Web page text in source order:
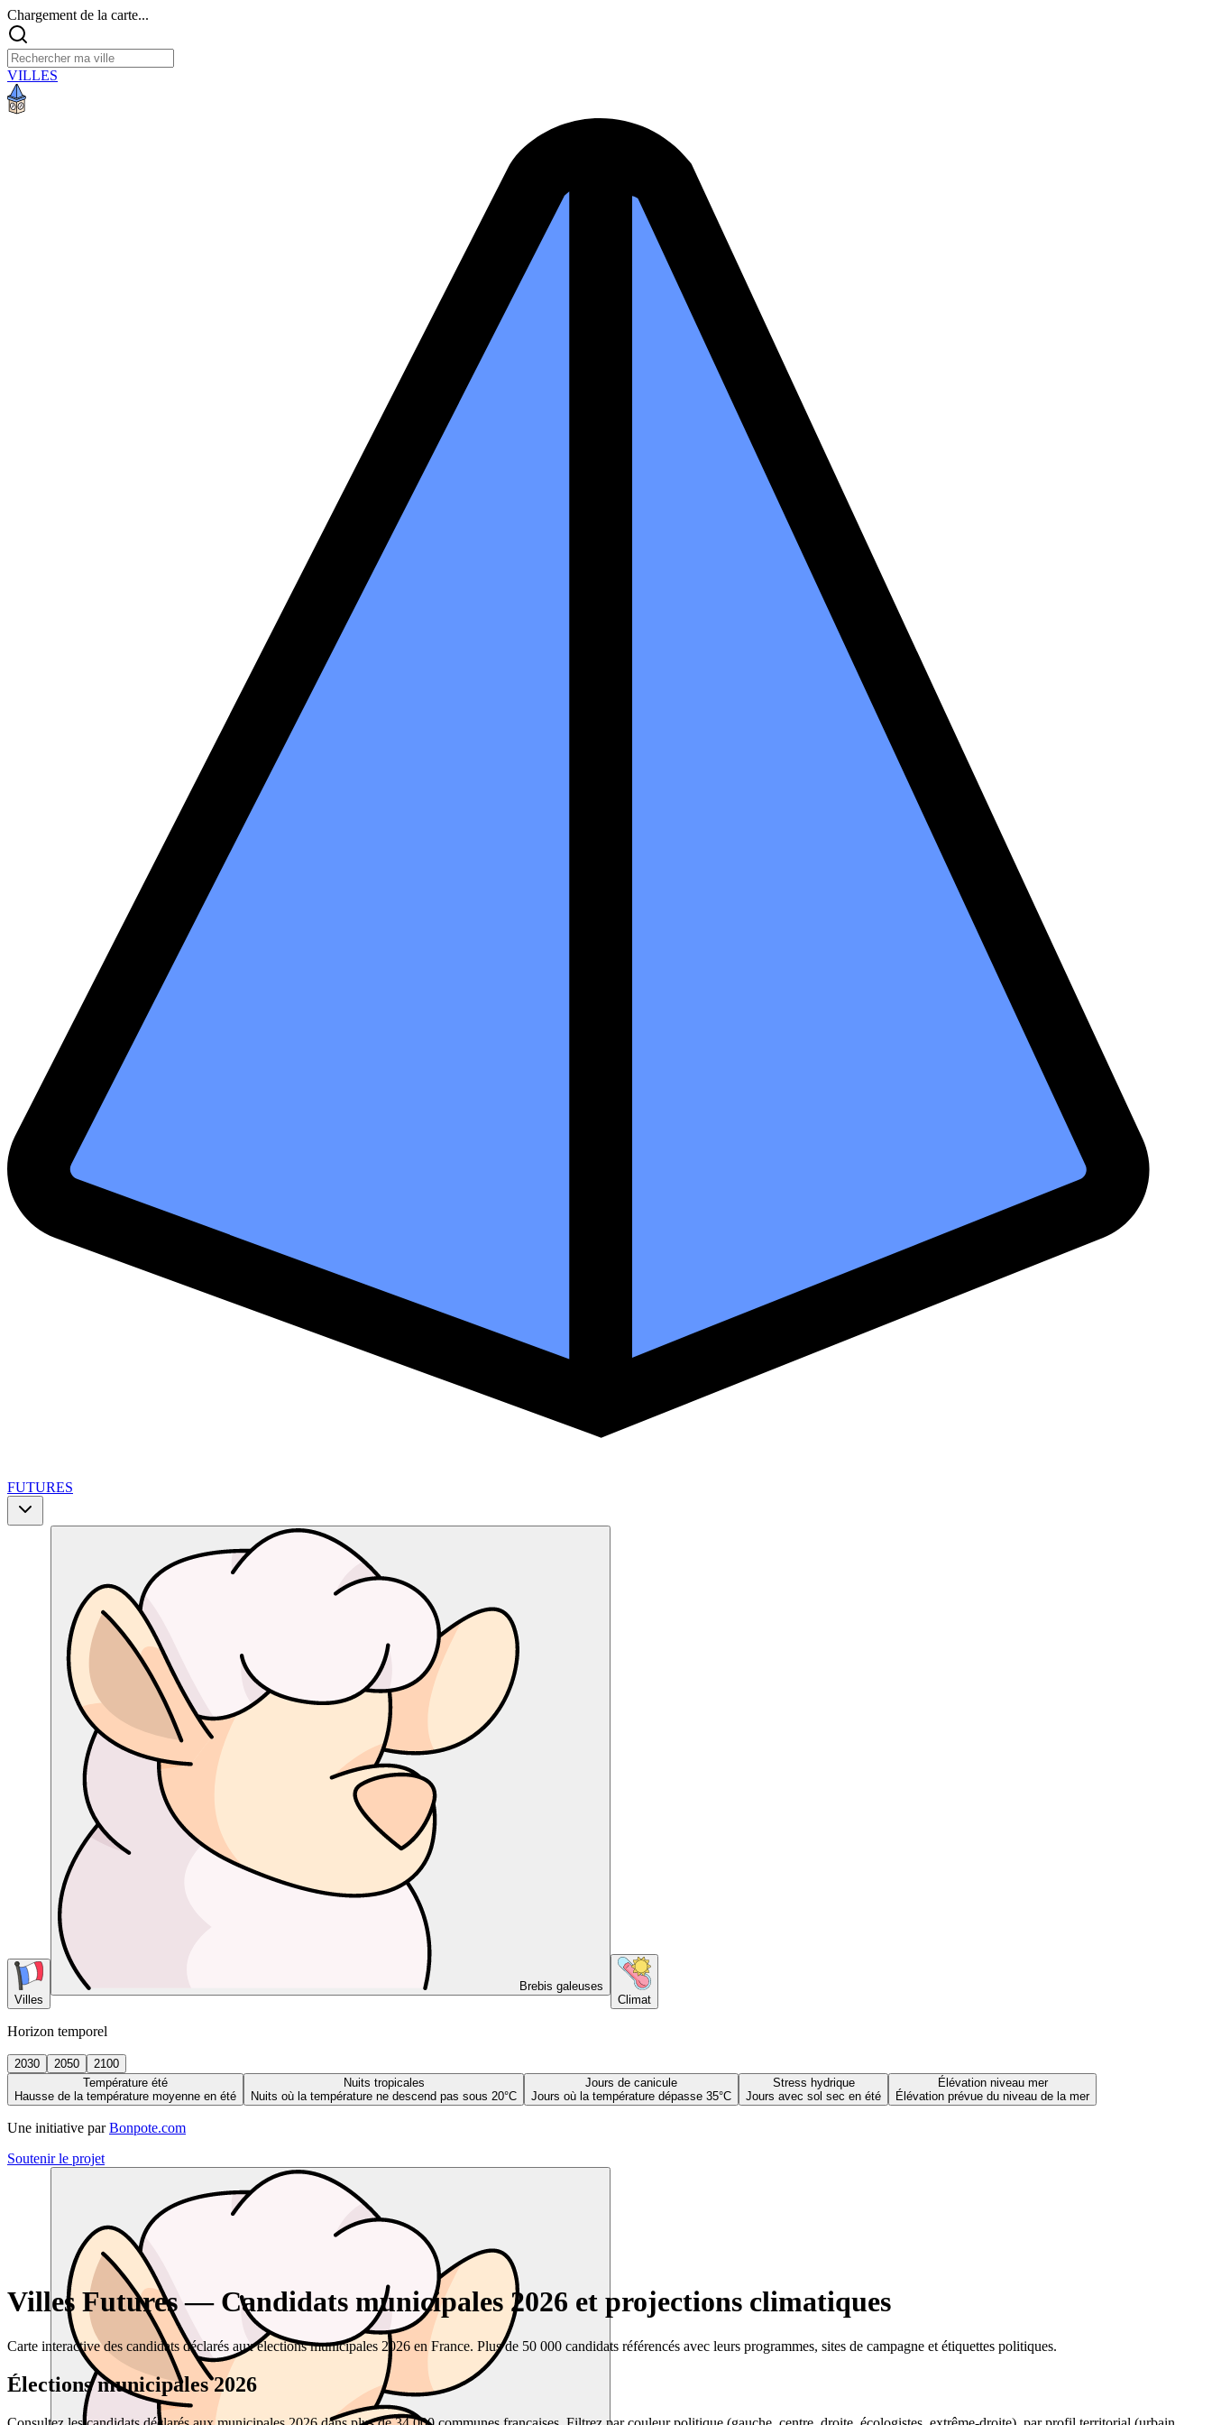
Chargement de la carte...
VILLES
FUTURES
Villes
Brebis galeuses
Climat
Horizon temporel
2030 2050
2100
Température été
Hausse de la température moyenne en été
Nuits tropicales
Nuits où la température ne descend pas sous 20°C
Jours de canicule
Jours où la température dépasse 35°C
Stress hydrique
Jours avec sol sec en été
Élévation niveau mer
Élévation prévue du niveau de la mer
Une initiative par Bonpote.com
Soutenir le projet
Villes Futures — Candidats municipales 2026 et projections climatiques
Carte interactive des candidats déclarés aux élections municipales 2026 en France. Plus de 50 000 candidats référencés avec leurs programmes, sites de campagne et étiquettes politiques.
Élections municipales 2026